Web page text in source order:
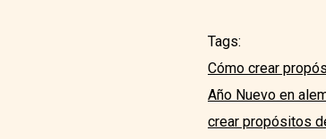
Tags:
Cómo crear
Año Nuevo en
crear propósitos